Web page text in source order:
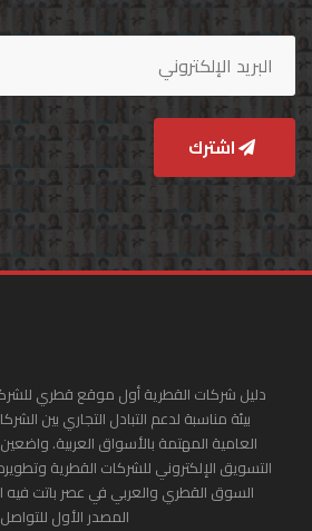
اشترك
دليل شركات القطرية أول موقع قطري
بيئة مناسبة لدعم التبادل التجاري بين
العامية المهتمة بالأسواق العربية. واضعين
التسويق الإلكتروني للشركات القطرية
السوق القطري والعربي في عصر باتت فيه
المصدر الأول